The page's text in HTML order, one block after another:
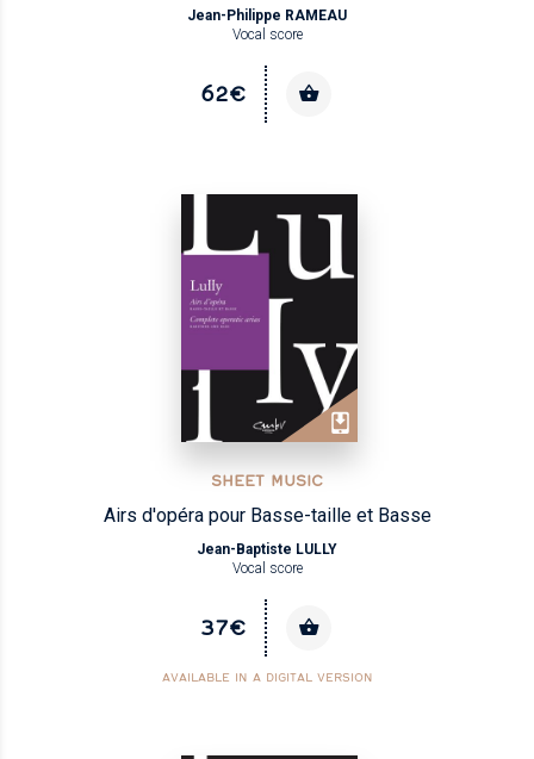
Jean-Philippe RAMEAU
Vocal score
62€
SHEET MUSIC
Airs d'opéra pour Basse-taille et Basse
Jean-Baptiste LULLY
Vocal score
37€
AVAILABLE IN A DIGITAL VERSION